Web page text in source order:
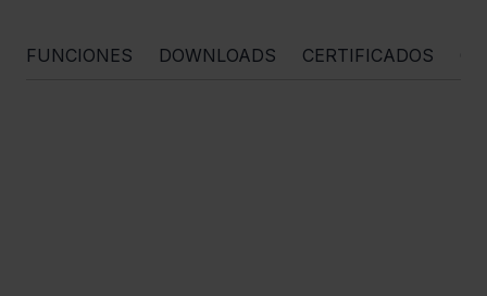
FUNCIONES CERTIFICADOS
DOWNLOADS